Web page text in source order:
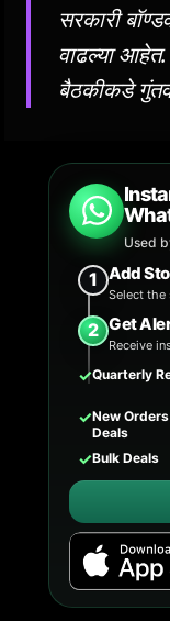
सरकारी
वाढल्या
बैठकीकडे
Used
1 Add
Select the
2 Get
Receive
✓Quarterly
✓New Orders
Deals
✓Bulk Deals